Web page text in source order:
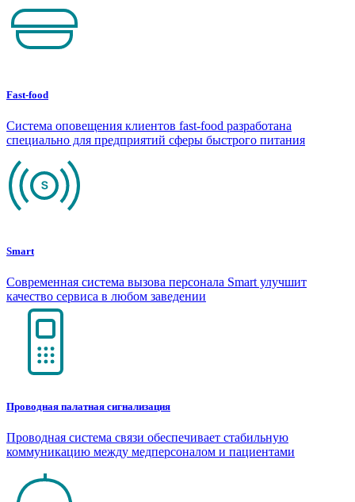
Fast-food
Система оповещения клиентов fast-food разработана
специально для предприятий сферы быстрого питания
Smart
Современная система вызова персонала Smart улучшит
качество сервиса в любом заведении
Проводная палатная сигнализация
Проводная система связи обеспечивает стабильную
коммуникацию между медперсоналом и пациентами